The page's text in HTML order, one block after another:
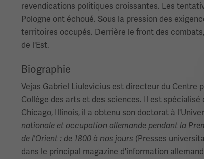
revendications politiques croissantes. Les
Pologne ont échoué. Sous la pression des
territoires occupés. Derrière le front des
de l'Est.
Biographie
Vejas Gabriel Liulevicius est directeur du Centre
Collège des arts et des sciences. Il est
Chicago, Illinois, il a obtenu son doctorat à
nationale et occupation allemande pendant la
de l'Orient : de 1800 à nos jours (Presses
dans le principal magazine d'information